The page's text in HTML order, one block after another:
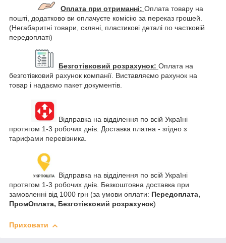
Оплата при отриманні: Оплата товару на
пошті, додатково ви оплачуєте комісію за переказ грошей.
(Негабаритні товари, скляні, пластикові деталі по частковій
передоплаті)
Безготівковий розрахунок: Оплата на
безготівковий рахунок компанії. Виставляємо рахунок на
товар і надаємо пакет документів.
Відправка на відділення по всій Україні
протягом 1-3 робочих днів. Доставка платна - згідно з
тарифами перевізника.
Відправка на відділення по всій Україні
протягом 1-3 робочих днів. Безкоштовна доставка при
замовленні від 1000 грн (за умови оплати: Передоплата,
ПромОплата, Безготівковий розрахунок)
Приховати